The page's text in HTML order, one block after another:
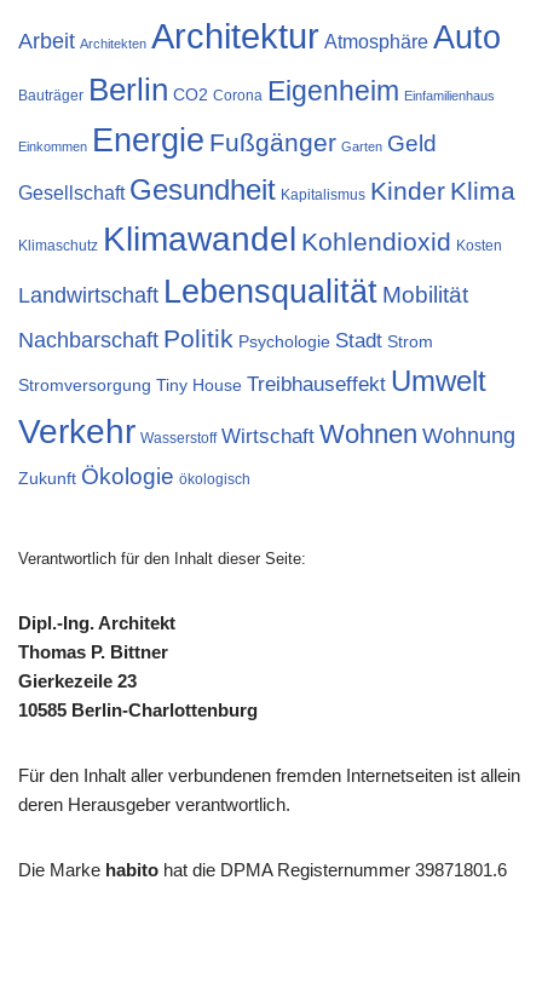
Arbeit Architekten Architektur Atmosphäre Auto
Bauträger Berlin CO2 Corona Eigenheim Einfamilienhaus
Einkommen Energie Fußgänger Garten Geld
Gesellschaft Gesundheit Kapitalismus Kinder Klima
Klimaschutz Klimawandel Kohlendioxid Kosten
Landwirtschaft Lebensqualität Mobilität
Nachbarschaft Politik Psychologie Stadt Strom
Stromversorgung Tiny House Treibhauseffekt Umwelt
Verkehr Wasserstoff Wirtschaft Wohnen Wohnung
Zukunft Ökologie ökologisch
Verantwortlich für den Inhalt dieser Seite:
Dipl.-Ing. Architekt
Thomas P. Bittner
Gierkezeile 23
10585 Berlin-Charlottenburg
Für den Inhalt aller verbundenen fremden Internetseiten ist allein
deren Herausgeber verantwortlich.
Die Marke habito hat die DPMA Registernummer 39871801.6